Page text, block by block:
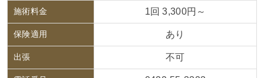
施術料金 1回 3,300円～
保険適用 あり
出張 不可